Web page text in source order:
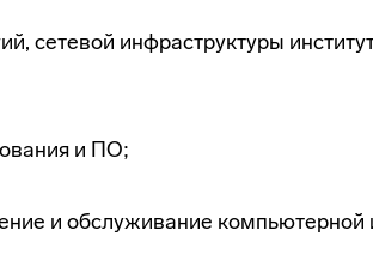
сетевой инфраструктуры
и ПО;
и обслуживание компьютерной